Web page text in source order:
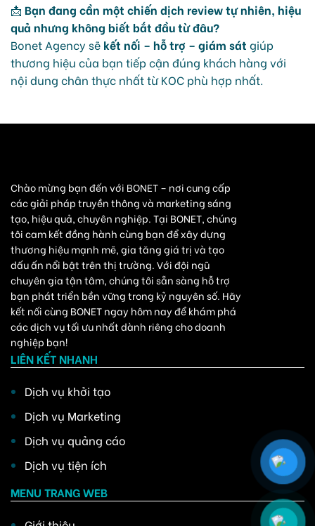
📩 Bạn đang cần một chiến dịch review tự nhiên, hiệu
quả nhưng không biết bắt đầu từ đâu?
Bonet Agency sẽ kết nối – hỗ trợ – giám sát giúp
thương hiệu của bạn tiếp cận đúng khách hàng với
nội dung chân thực nhất từ KOC phù hợp nhất.
Chào mừng bạn đến với BONET – nơi cung cấp
các giải pháp truyền thông và marketing sáng
tạo, hiệu quả, chuyên nghiệp. Tại BONET, chúng
tôi cam kết đồng hành cùng bạn để xây dựng
thương hiệu mạnh mẽ, gia tăng giá trị và tạo
dấu ấn nổi bật trên thị trường. Với đội ngũ
chuyên gia tận tâm, chúng tôi sẵn sàng hỗ trợ
bạn phát triển bền vững trong kỷ nguyên số. Hãy
kết nối cùng BONET ngay hôm nay để khám phá
các dịch vụ tối ưu nhất dành riêng cho doanh
nghiệp bạn!
LIÊN KẾT NHANH
Dịch vụ khởi tạo
Dịch vụ Marketing
Dịch vụ quảng cáo
Dịch vụ tiện ích
MENU TRANG WEB